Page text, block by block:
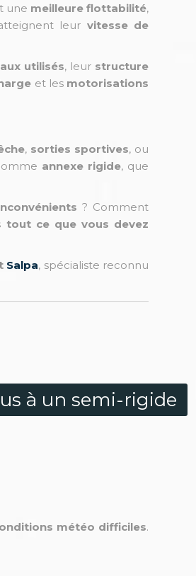
une meilleure flottabilité,
leur vitesse de
utilisés, leur structure
et les motorisations
, sorties sportives, ou
annexe rigide, que
? Comment
tout ce que vous devez
Salpa, spécialiste reconnu
à un semi-rigide
météo difficiles.